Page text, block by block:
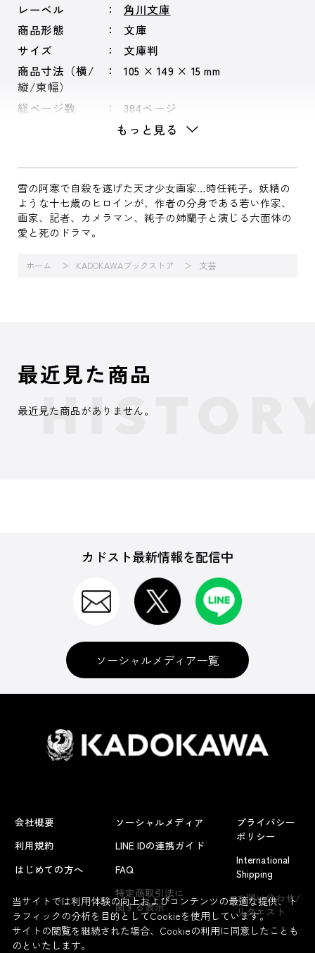
レーベル
角川文庫
商品形態
文庫
サイズ
文庫判
商品寸法（横/
縦/束幅）
105 × 149 × 15 mm
総ページ数 384ページ
もっと見る
雪の阿寒で自殺を遂げた天才少女画家…時任純子。妖精の
ような十七歳のヒロインが、作者の分身である若い作家、
画家、記者、カメラマン、純子の姉蘭子と演じる六面体の
愛と死のドラマ。
ホーム KADOKAWAブックストア 文芸
よくあるお問い合わせ
最近見た商品
最近見た商品がありません。
カドスト最新情報を配信中
ソーシャルメディア一覧
会社概要
利用規約
はじめての方へ
ソーシャルメディア
LINE IDの連携ガイド
FAQ
特定商取引法に
関する表示
プライバシー
ポリシー
International
Shipping
お問い合わせ/
リクエスト
当サイトでは利用体験の向上およびコンテンツの最適な提供、ト
ラフィックの分析を目的としてCookieを使用しています。
サイトの閲覧を継続された場合、Cookieの利用に同意したことも
のといたします。